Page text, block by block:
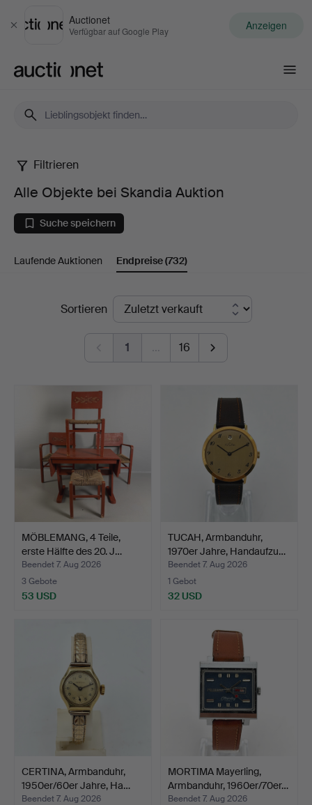
Schließen
Auctionet
Verfügbar auf Google Play Anzeigen
Alle
Objekte
bei
Skandia
Auktion
Filtrieren
Alle Objekte bei Skandia Auktion
Suche speichern
Laufende Auktionen Endpreise(732)
EndpreiseSortieren
1 … 16
MÖBLEMANG, 4 Teile,
erste Hälfte des 20. J…
Beendet 7. Aug 2026
3 Gebote
53 USD
TUCAH, Armbanduhr,
1970er Jahre, Handaufzu…
Beendet 7. Aug 2026
1 Gebot
32 USD
CERTINA, Armbanduhr,
1950er/60er Jahre, Ha…
Beendet 7. Aug 2026
MORTIMA Mayerling,
Armbanduhr, 1960er/70er…
Beendet 7. Aug 2026